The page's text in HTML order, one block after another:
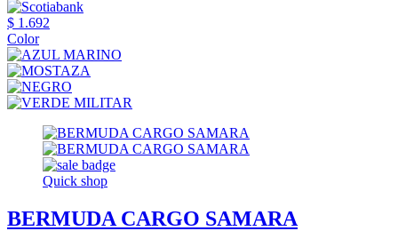
$ 1.692
Color
Quick shop
BERMUDA CARGO SAMARA